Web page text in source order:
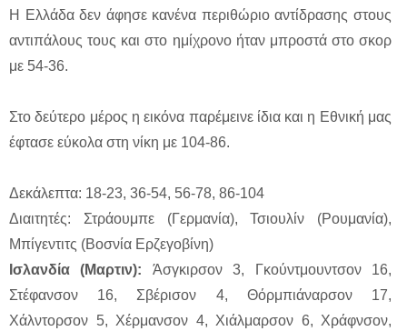
Η Ελλάδα δεν άφησε κανένα περιθώριο αντίδρασης στους
αντιπάλους τους και στο ημίχρονο ήταν μπροστά στο σκορ
με 54-36.
Στο δεύτερο μέρος η εικόνα παρέμεινε ίδια και η Εθνική μας
έφτασε εύκολα στη νίκη με 104-86.
Δεκάλεπτα: 18-23, 36-54, 56-78, 86-104
Διαιτητές: Στράουμπε (Γερμανία), Τσιουλίν (Ρουμανία),
Μπίγεντιτς (Βοσνία Ερζεγοβίνη)
Ισλανδία (Μαρτιν): Άσγκιρσον 3, Γκούντμουντσον 16,
Στέφανσον 16, Σβέρισον 4, Θόρμπιάναρσον 17,
Χάλντορσον 5, Χέρμανσον 4, Χιάλμαρσον 6, Χράφνσον,